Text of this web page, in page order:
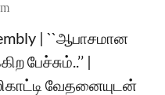
| ``ஆபாசமான
பேச்சும்..’’ |
வேதனையுடன்